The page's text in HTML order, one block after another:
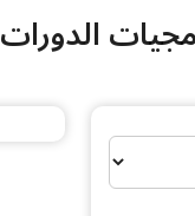
الدورات